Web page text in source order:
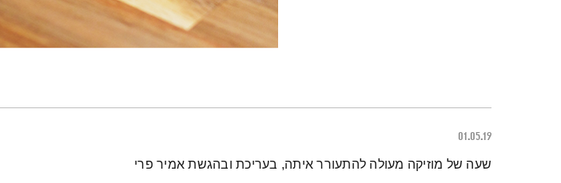
01.05.19
תמצית הפודקאסט
שעה של מוזיקה מעולה להתעורר איתה, בעריכת ובהגשת אמיר פרי